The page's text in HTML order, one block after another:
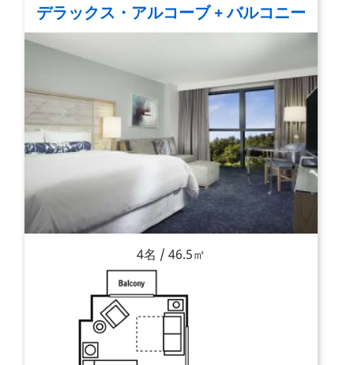
デラックス・アルコーブ + バルコニー
4名 / 46.5㎡